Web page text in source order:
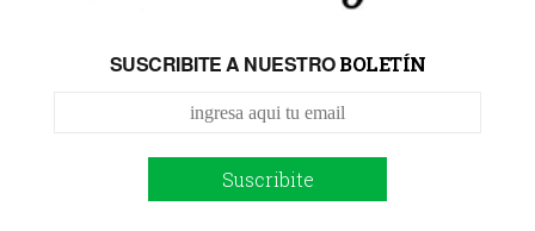
SUSCRIBITE A NUESTROBOLETÍN
Suscribite